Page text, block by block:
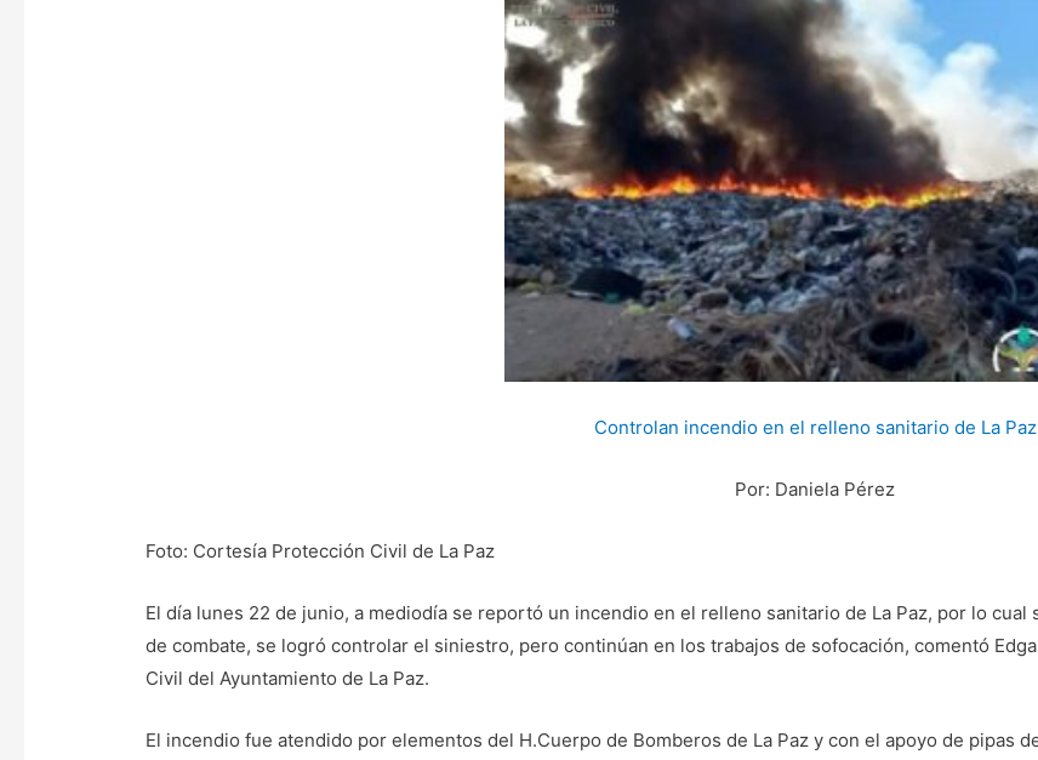
Controlan incendio en el relleno sanitario de La Paz
Por: Daniela Pérez
Foto: Cortesía Protección Civil de La Paz
El día lunes 22 de junio, a mediodía se reportó un incendio en el relleno sanitario de La Paz, por lo
de combate, se logró controlar el siniestro, pero continúan en los trabajos de sofocación, comentó
Civil del Ayuntamiento de La Paz.
El incendio fue atendido por elementos del H.Cuerpo de Bomberos de La Paz y con el apoyo de pipas